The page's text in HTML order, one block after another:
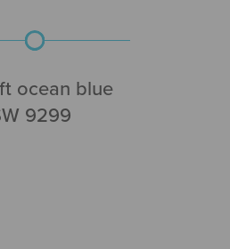
ocean blue
9299